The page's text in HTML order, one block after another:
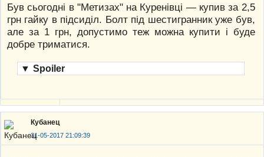
Був сьогодні в "Метизах" на Куренівці — купив за 2,5
грн гайку в підсиділ. Болт під шестигранник уже був,
але за 1 грн, допустимо теж можна купити і буде
добре триматися.
▼ Spoiler
Кубанец
31-05-2017 21:09:39